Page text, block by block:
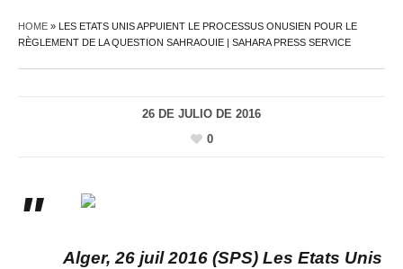
HOME » LES ETATS UNIS APPUIENT LE PROCESSUS ONUSIEN POUR LE
RÈGLEMENT DE LA QUESTION SAHRAOUIE | SAHARA PRESS SERVICE
26 DE JULIO DE 2016
0
Alger, 26 juil 2016 (SPS) Les Etats Unis